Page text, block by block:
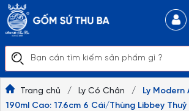
Trang chủ / Ly Có Chân /
Ly Modern
190ml Cao: 17.6cm 6 Cái/Thùng Libbey